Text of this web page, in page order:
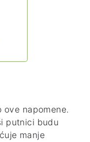
ove napomene.
putnici budu
manje